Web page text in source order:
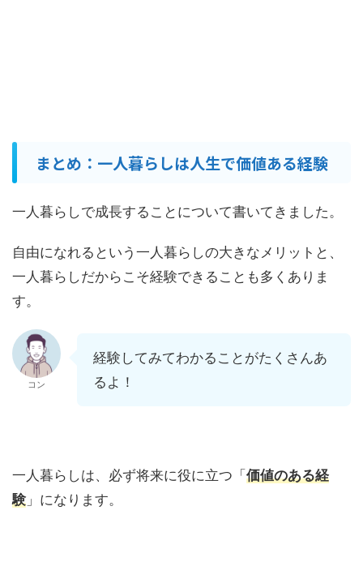
まとめ：一人暮らしは人生で価値ある経験
一人暮らしで成長することについて書いてきました。
自由になれるという一人暮らしの大きなメリットと、
一人暮らしだからこそ経験できることも多くありま
す。
コン
経験してみてわかることがたくさんあ
るよ！
一人暮らしは、必ず将来に役に立つ「 価値のある経
験 」になります。